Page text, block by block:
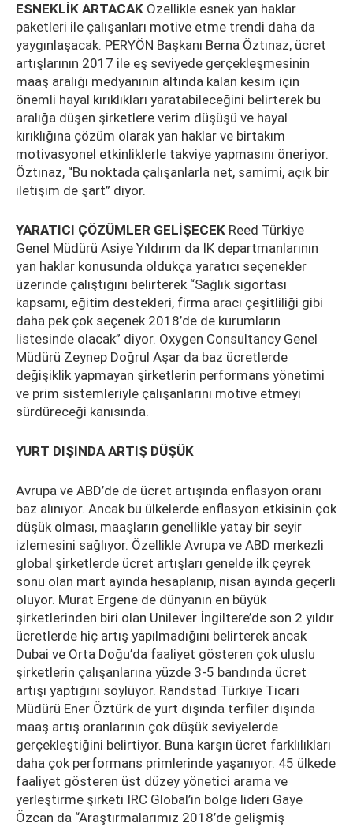
ESNEKLİK ARTACAK Özellikle esnek yan haklar
paketleri ile çalışanları motive etme trendi daha da
yaygınlaşacak. PERYÖN Başkanı Berna Öztınaz, ücret
artışlarının 2017 ile eş seviyede gerçekleşmesinin
maaş aralığı medyanının altında kalan kesim için
önemli hayal kırıklıkları yaratabileceğini belirterek bu
aralığa düşen şirketlere verim düşüşü ve hayal
kırıklığına çözüm olarak yan haklar ve birtakım
motivasyonel etkinliklerle takviye yapmasını öneriyor.
Öztınaz, “Bu noktada çalışanlarla net, samimi, açık bir
iletişim de şart” diyor.
YARATICI ÇÖZÜMLER GELİŞECEK Reed Türkiye
Genel Müdürü Asiye Yıldırım da İK departmanlarının
yan haklar konusunda oldukça yaratıcı seçenekler
üzerinde çalıştığını belirterek “Sağlık sigortası
kapsamı, eğitim destekleri, firma aracı çeşitliliği gibi
daha pek çok seçenek 2018’de de kurumların
listesinde olacak” diyor. Oxygen Consultancy Genel
Müdürü Zeynep Doğrul Aşar da baz ücretlerde
değişiklik yapmayan şirketlerin performans yönetimi
ve prim sistemleriyle çalışanlarını motive etmeyi
sürdüreceği kanısında.
YURT DIŞINDA ARTIŞ DÜŞÜK
Avrupa ve ABD’de de ücret artışında enflasyon oranı
baz alınıyor. Ancak bu ülkelerde enflasyon etkisinin çok
düşük olması, maaşların genellikle yatay bir seyir
izlemesini sağlıyor. Özellikle Avrupa ve ABD merkezli
global şirketlerde ücret artışları genelde ilk çeyrek
sonu olan mart ayında hesaplanıp, nisan ayında geçerli
oluyor. Murat Ergene de dünyanın en büyük
şirketlerinden biri olan Unilever İngiltere’de son 2 yıldır
ücretlerde hiç artış yapılmadığını belirterek ancak
Dubai ve Orta Doğu’da faaliyet gösteren çok uluslu
şirketlerin çalışanlarına yüzde 3-5 bandında ücret
artışı yaptığını söylüyor. Randstad Türkiye Ticari
Müdürü Ener Öztürk de yurt dışında terfiler dışında
maaş artış oranlarının çok düşük seviyelerde
gerçekleştiğini belirtiyor. Buna karşın ücret farklılıkları
daha çok performans primlerinde yaşanıyor. 45 ülkede
faaliyet gösteren üst düzey yönetici arama ve
yerleştirme şirketi IRC Global’in bölge lideri Gaye
Özcan da “Araştırmalarımız 2018’de gelişmiş